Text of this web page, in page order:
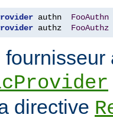
authn FooAuthn
authz FooAuthz
directive